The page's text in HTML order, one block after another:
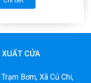
XUẤT CỬA
Bơm, Xã Củ Chi,